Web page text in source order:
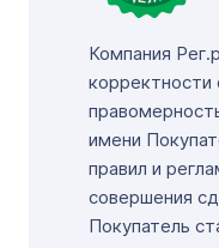
Компания
корректности
имени
правил и
совершения
Покупатель